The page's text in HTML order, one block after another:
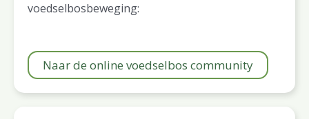
voedselbosbeweging:
Naar de online voedselbos community